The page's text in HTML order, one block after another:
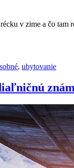
v zime a čo
, ubytovanie